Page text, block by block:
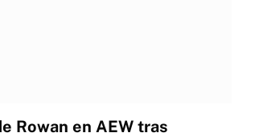
Rowan en AEW tras